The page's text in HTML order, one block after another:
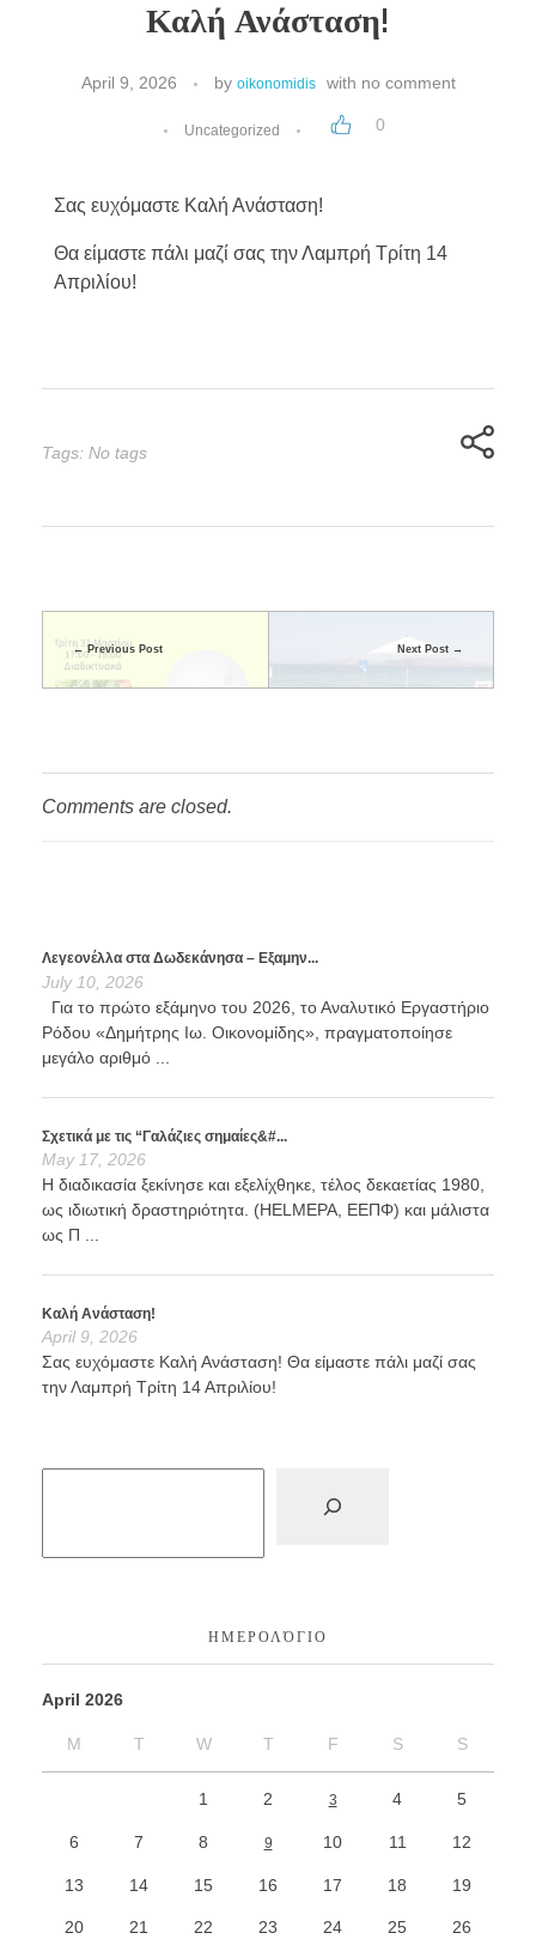
Καλή Ανάσταση!
April 9, 2026 by oikonomidis with no comment
Uncategorized 0
Σας ευχόμαστε Καλή Ανάσταση!
Θα είμαστε πάλι μαζί σας την Λαμπρή Τρίτη 14
Απριλίου!
Tags: No tags
Previous Post Next Post
Comments are closed.
Λεγεονέλλα στα Δωδεκάνησα – Εξαμην...
July 10, 2026
Για το πρώτο εξάμηνο του 2026, το Αναλυτικό Εργαστήριο
Ρόδου «Δημήτρης Ιω. Οικονομίδης», πραγματοποίησε
μεγάλο αριθμό ...
Σχετικά με τις “Γαλάζιες σημαίες&#...
May 17, 2026
Η διαδικασία ξεκίνησε και εξελίχθηκε, τέλος δεκαετίας 1980,
ως ιδιωτική δραστηριότητα. (HELMEPA, ΕΕΠΦ) και μάλιστα
ως Π ...
Καλή Ανάσταση!
April 9, 2026
Σας ευχόμαστε Καλή Ανάσταση! Θα είμαστε πάλι μαζί σας
την Λαμπρή Τρίτη 14 Απριλίου!
ΗΜΕΡΟΛΌΓΙΟ
April 2026
M T W T F S S
1 2 3 4 5
6 7 8 9 10 11 12
13 14 15 16 17 18 19
20 21 22 23 24 25 26